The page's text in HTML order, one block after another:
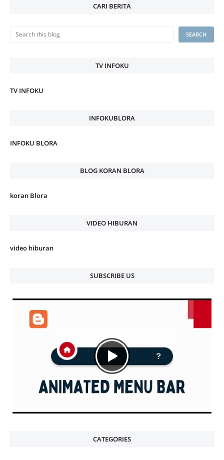
CARI BERITA
TV INFOKU
TV INFOKU
INFOKUBLORA
INFOKU BLORA
BLOG KORAN BLORA
koran Blora
VIDEO HIBURAN
video hiburan
SUBSCRIBE US
CATEGORIES